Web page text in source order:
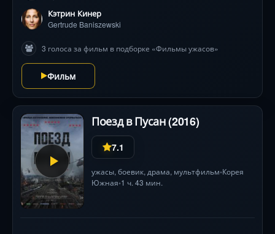
обстоятельств в монстра, а Эллен Пейдж — немую
жертвенность. Фильм избегает натурализма, но
леденят кровь. Реальная история, потрясшая
Америку.
Кэтрин Кинер
Gertrude Baniszewski
3 голоса за фильм в подборке «Фильмы ужасов»
Фильм
Поезд в Пусан (2016)
7.1
ужасы, боевик, драма, мультфильм•Корея
Южная•1 ч. 43 мин.